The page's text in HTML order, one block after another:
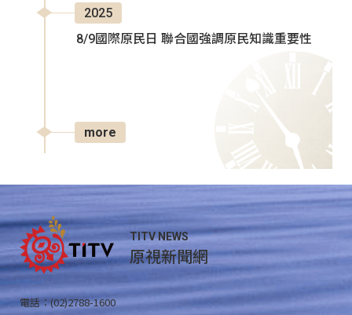
2025
8/9國際原民日 聯合國強調原民知識重要性
more
TITV NEWS
原視新聞網
電話：(02)2788-1600